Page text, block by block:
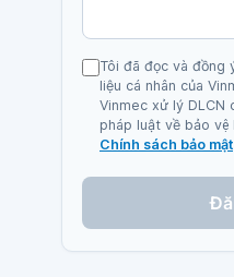
Tôi đã đọc và đồng
liệu cá nhân của
Vinmec xử lý DLCN
pháp luật về bảo vệ
Chính sách bảo mật